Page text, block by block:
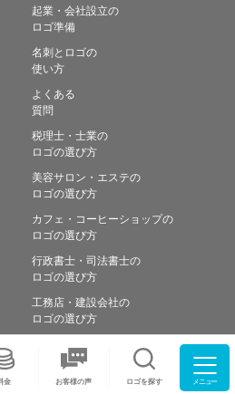
金 お客様の声 ロゴを探す メニュー
起業・会社設立の
ロゴ準備
名刺とロゴの
使い方
よくある
質問
税理士・士業の
ロゴの選び方
美容サロン・エステの
ロゴの選び方
カフェ・コーヒーショップの
ロゴの選び方
行政書士・司法書士の
ロゴの選び方
工務店・建設会社の
ロゴの選び方
works Inc. All Rights Reserved.